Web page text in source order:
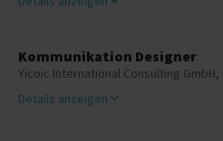
Kommunikation Designer
Yicoic International Consulting GmbH,
Details anzeigen